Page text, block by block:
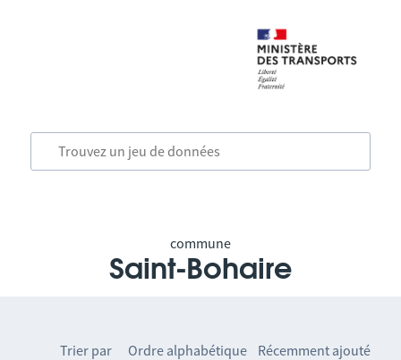
commune
Saint-Bohaire
Trier par Ordre alphabétique Récemment ajouté